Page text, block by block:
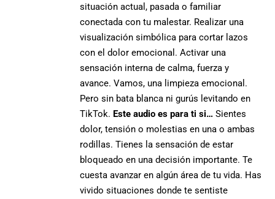
situación actual, pasada o familiar
conectada con tu malestar. Realizar una
visualización simbólica para cortar lazos
con el dolor emocional. Activar una
sensación interna de calma, fuerza y
avance. Vamos, una limpieza emocional.
Pero sin bata blanca ni gurús levitando en
TikTok. Este audio es para ti si… Sientes
dolor, tensión o molestias en una o ambas
rodillas. Tienes la sensación de estar
bloqueado en una decisión importante. Te
cuesta avanzar en algún área de tu vida. Has
vivido situaciones donde te sentiste